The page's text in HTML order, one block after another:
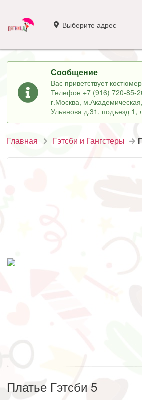
Выберите адрес
Сообщение
Вас приветствует
Телефон +7 (916) 720-85-
г.Москва,
Ульянова д.31, подъезд 1,
Главная Гэтсби и Гангстеры
Платье Гэтсби 5